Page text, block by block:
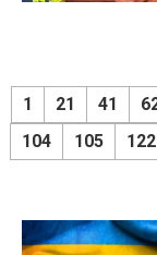
1 21 41
104
105 122